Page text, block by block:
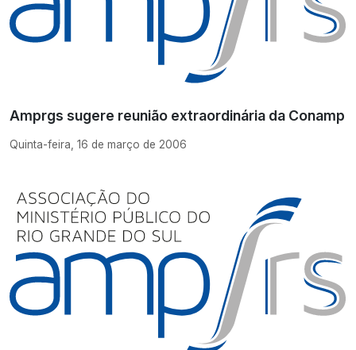
Amprgs sugere reunião extraordinária da Conamp
Quinta-feira, 16 de março de 2006